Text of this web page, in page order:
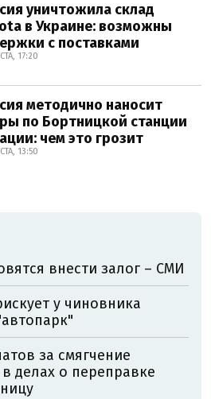
уничтожила склад
в Украине: возможны
с поставками
17:20
методично наносит
по Бортницкой станции
чем это грозит
13:50
внести залог – СМИ
у чиновника
за смягчение
делах о переправке